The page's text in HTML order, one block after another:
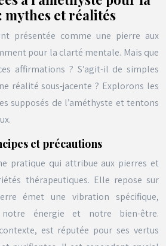
mythes et réalités
présentée comme une pierre aux
pour la clarté mentale. Mais que
affirmations ? S’agit-il de simples
réalité sous-jacente ? Explorons les
supposés de l’améthyste et tentons
et précautions
pratique qui attribue aux pierres et
thérapeutiques. Elle repose sur
émet une vibration spécifique,
notre énergie et notre bien-être.
est réputée pour ses vertus